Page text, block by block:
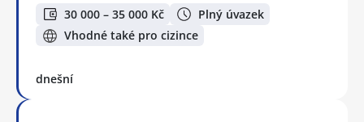
30 000 – 35 000 Kč
Plný úvazek
Vhodné také pro cizince
dnešní